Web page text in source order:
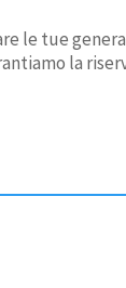
le tue
la